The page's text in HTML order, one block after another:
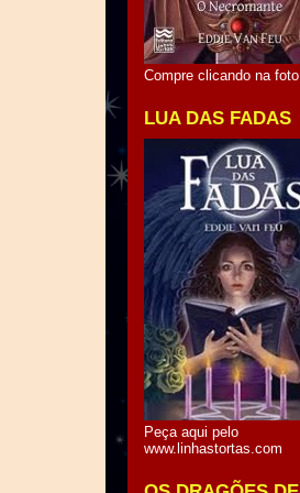
Compre clicando na foto
LUA DAS FADAS
Peça aqui pelo
www.linhastortas.com